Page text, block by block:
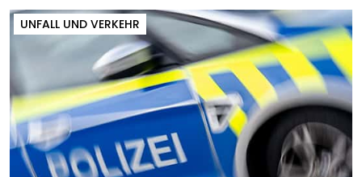
UNFALL UND VERKEHR